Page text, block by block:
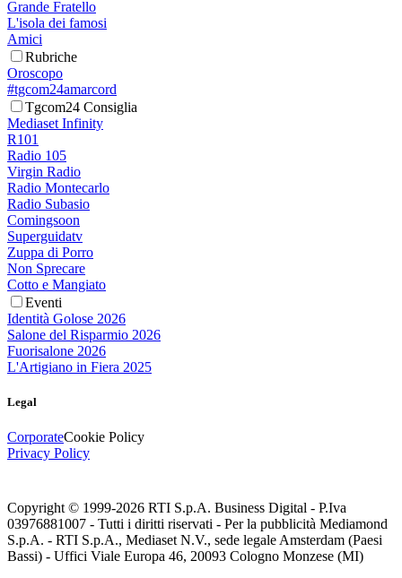
Grande Fratello
L'isola dei famosi
Amici
Rubriche
Oroscopo
#tgcom24amarcord
Tgcom24 Consiglia
Mediaset Infinity
R101
Radio 105
Virgin Radio
Radio Montecarlo
Radio Subasio
Comingsoon
Superguidatv
Zuppa di Porro
Non Sprecare
Cotto e Mangiato
Eventi
Identità Golose 2026
Salone del Risparmio 2026
Fuorisalone 2026
L'Artigiano in Fiera 2025
Legal
CorporateCookie Policy
Privacy Policy
Copyright © 1999-2026 RTI S.p.A. Business Digital - P.Iva
03976881007 - Tutti i diritti riservati - Per la pubblicità Mediamond
S.p.A. - RTI S.p.A., Mediaset N.V., sede legale Amsterdam (Paesi
Bassi) - Uffici Viale Europa 46, 20093 Cologno Monzese (MI)